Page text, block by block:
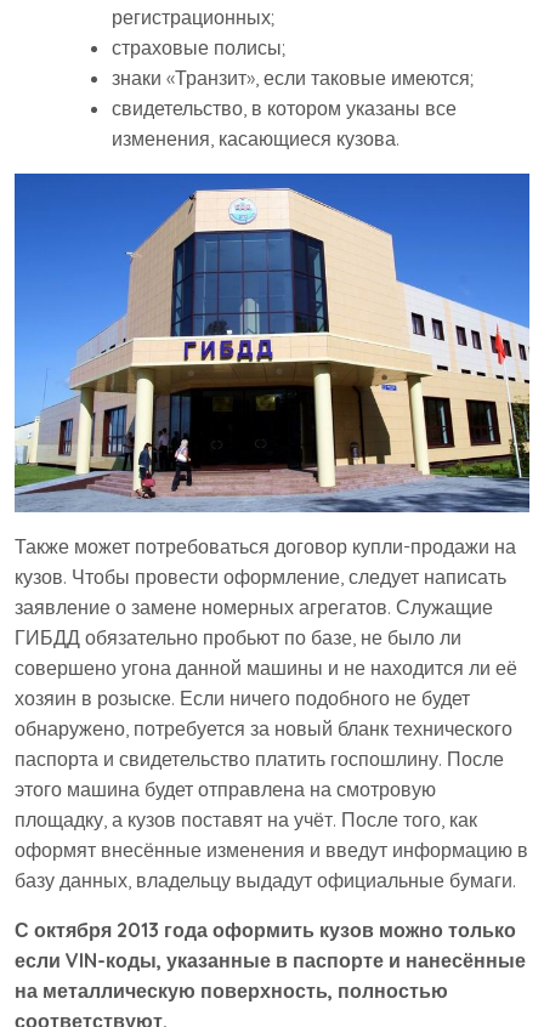
регистрационных;
страховые полисы;
знаки «Транзит», если таковые имеются;
свидетельство, в котором указаны все
изменения, касающиеся кузова.
Также может потребоваться договор купли-продажи на
кузов. Чтобы провести оформление, следует написать
заявление о замене номерных агрегатов. Служащие
ГИБДД обязательно пробьют по базе, не было ли
совершено угона данной машины и не находится ли её
хозяин в розыске. Если ничего подобного не будет
обнаружено, потребуется за новый бланк технического
паспорта и свидетельство платить госпошлину. После
этого машина будет отправлена на смотровую
площадку, а кузов поставят на учёт. После того, как
оформят внесённые изменения и введут информацию в
базу данных, владельцу выдадут официальные бумаги.
С октября 2013 года оформить кузов можно только
если VIN-коды, указанные в паспорте и нанесённые
на металлическую поверхность, полностью
соответствуют.